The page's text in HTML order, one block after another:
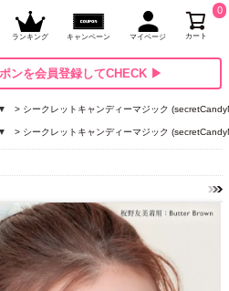
ランキング キャンペーン マイページ カート
0
ンを会員登録してCHECK ▶
シークレットキャンディーマジック
シークレットキャンディーマジック